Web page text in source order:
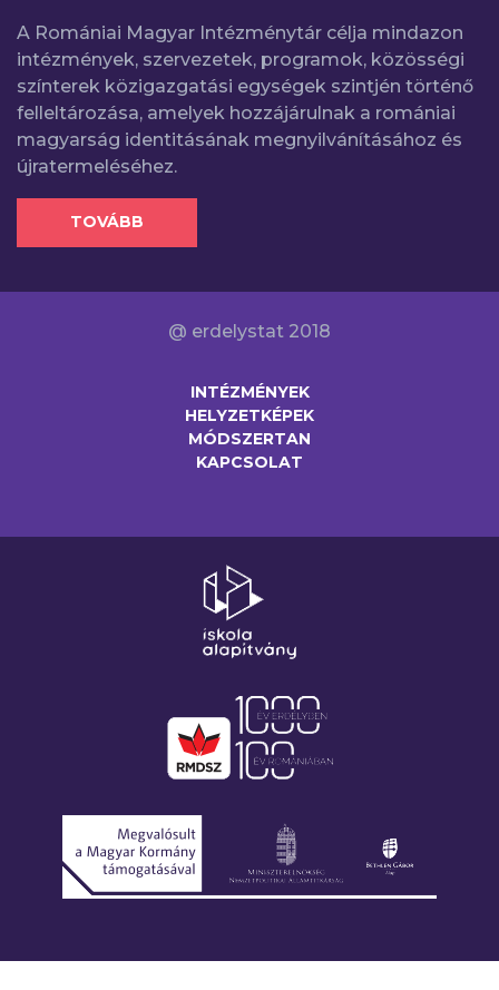
A Romániai Magyar Intézménytár célja mindazon
intézmények, szervezetek, programok, közösségi
színterek közigazgatási egységek szintjén történő
felleltározása, amelyek hozzájárulnak a romániai
magyarság identitásának megnyilvánításához és
újratermeléséhez.
TOVÁBB
@ erdelystat 2018
INTÉZMÉNYEK
HELYZETKÉPEK
MÓDSZERTAN
KAPCSOLAT